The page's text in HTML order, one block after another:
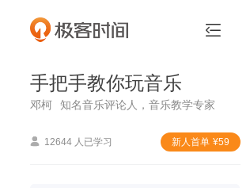

手把手教你玩音乐
邓柯 知名音乐评论人，音乐教学专家
 12644 人已学习 新⼈⾸单 ¥59
 手把手教你玩音乐